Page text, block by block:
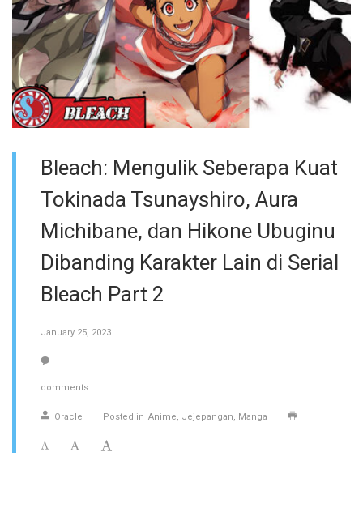
Bleach: Mengulik Seberapa Kuat
Tokinada Tsunayshiro, Aura
Michibane, dan Hikone Ubuginu
Dibanding Karakter Lain di Serial
Bleach Part 2
January 25, 2023
comments
Oracle Posted in Anime Jejepangan Manga